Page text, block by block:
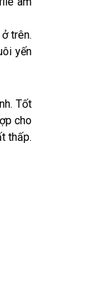
trên.
yến
Tốt
cho
thấp.